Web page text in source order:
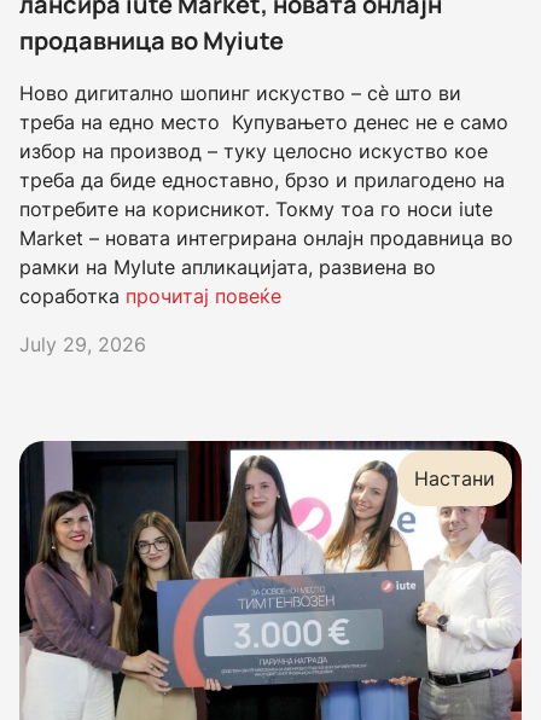
продавница во Myiute
Ново дигитално шопинг искуство – сè што ви
треба на едно место Купувањето денес не е само
избор на производ – туку целосно искуство кое
треба да биде едноставно, брзо и прилагодено на
потребите на корисникот. Токму тоа го носи iute
Market – новата интегрирана онлајн продавница во
рамки на MyIute апликацијата, развиена во
соработка прочитај повеќе
July 29, 2026
Настани